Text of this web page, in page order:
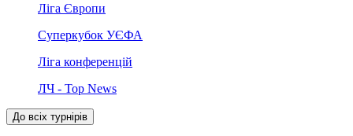
Ліга Європи
Суперкубок УЄФА
Ліга конференцій
ЛЧ - Top News
До всіх турнірів